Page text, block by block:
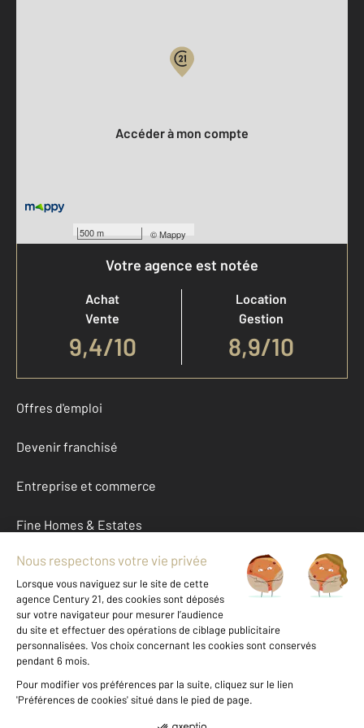
500 m ©Mappy
Accéder à mon compte
Votre agence est notée
Achat
Vente
9,4/10
Location
Gestion
8,9/10
Offres d'emploi
Devenir franchisé
Entreprise et commerce
Fine Homes & Estates
À propos
International
Nous contacter